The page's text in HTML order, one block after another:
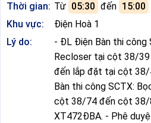
Thời gian: Từ 05:30 đến 15:00
Khu vực:
Điện Hoà 1
Lý do:
- ĐL Điện Bàn thi công
Recloser tại cột 38/
đến lắp đặt tại cột
Bàn thi công SCTX:
cột 38/74 đến cột 38/
XT472ĐBA. - Phê